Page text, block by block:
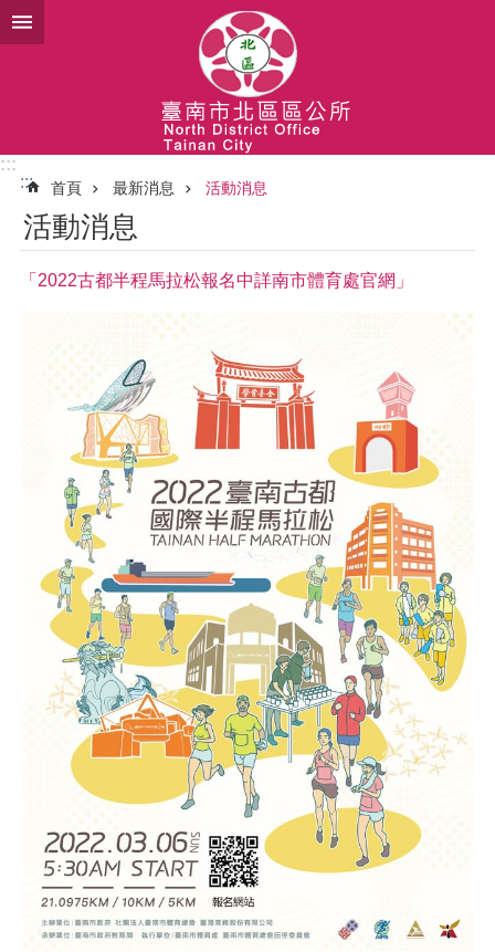
跳到主要內容區塊
:::
:::
首頁 最新消息 活動消息
活動消息
「2022古都半程馬拉松報名中詳南市體育處官網」